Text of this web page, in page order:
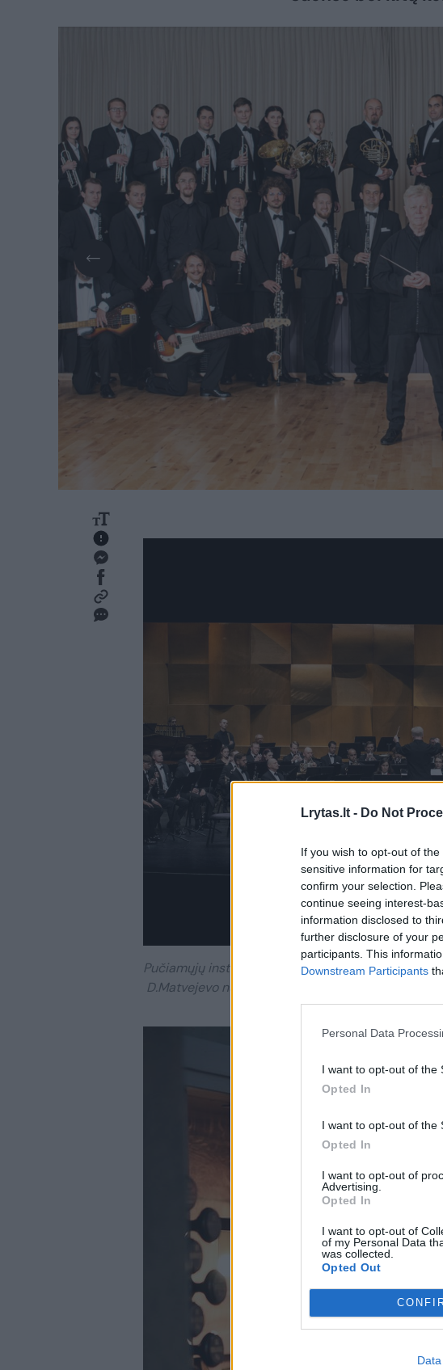
Lrytas.lt - Do Not
If you wish to opt-out of
sensitive information for
confirm your selection.
continue seeing interest-
information disclosed to
further disclosure of your
participants. This
Downstream Participants
Personal Data
I want to opt-out of the
Opted In
I want to opt-out of the
Opted In
I want to opt-out of
Advertising.
Opted In
I want to opt-out of
of my Personal Data
was collected.
Opted Out
Pučiamųjų instrumentų orkestras „Trimitas“
D.Matvejevo nuotr.